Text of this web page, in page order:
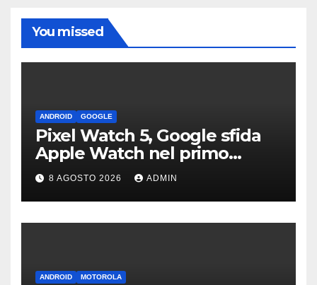
You missed
ANDROID GOOGLE
Pixel Watch 5, Google sfida
Apple Watch nel primo
teaser: “sembra un orologio”
8 AGOSTO 2026 ADMIN
ANDROID MOTOROLA